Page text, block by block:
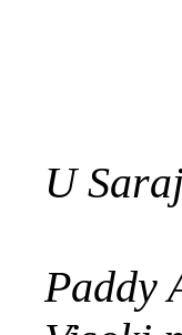
U
Paddy